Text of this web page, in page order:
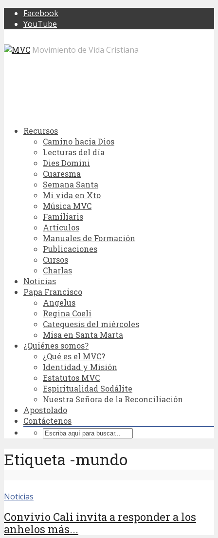
Facebook
YouTube
Movimiento de Vida Cristiana
Recursos
Camino hacia Dios
Lecturas del día
Dies Domini
Cuaresma
Semana Santa
Mi vida en Xto
Música MVC
Familiaris
Artículos
Manuales de Formación
Publicaciones
Cursos
Charlas
Noticias
Papa Francisco
Angelus
Regina Coeli
Catequesis del miércoles
Misa en Santa Marta
¿Quiénes somos?
¿Qué es el MVC?
Identidad y Misión
Estatutos MVC
Espiritualidad Sodálite
Nuestra Señora de la Reconciliación
Apostolado
Contáctenos
Etiqueta -mundo
Noticias
Convivio Cali invita a responder a los
anhelos más...